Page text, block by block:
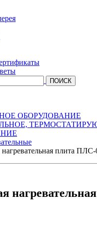
ОБОРУДОВАНИЕ
нагревательная плита ПЛС-